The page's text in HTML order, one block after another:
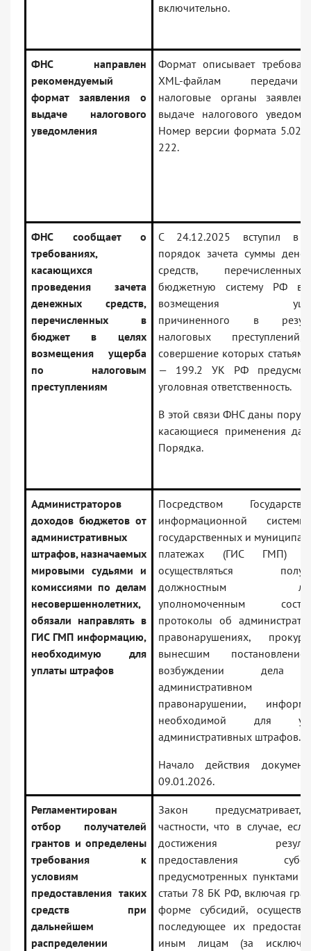
включительно.
ФНС направлен
рекомендуемый
формат заявления о
выдаче налогового
уведомления
Формат описывает
XML-файлам
налоговые органы
выдаче налогового
Номер версии формата 5.02,
222.
ФНС сообщает о
требованиях,
касающихся
проведения зачета
денежных средств,
перечисленных в
бюджет в целях
возмещения ущерба
по налоговым
преступлениям
С 24.12.2025 вступил в
порядок зачета суммы
средств,
бюджетную систему РФ в
возмещения
причиненного в
налоговых
совершение которых
— 199.2 УК РФ
уголовная ответственность.
В этой связи ФНС даны
касающиеся применения
Порядка.
Администраторов
доходов бюджетов от
административных
штрафов, назначаемых
мировыми судьями и
комиссиями по делам
несовершеннолетних,
обязали направлять в
ГИС ГМП информацию,
необходимую для
уплаты штрафов
Посредством
информационной
государственных и
платежах (ГИС ГМП)
осуществляться
должностным
уполномоченным
протоколы об
правонарушениях,
вынесшим
возбуждении
административном
правонарушении,
необходимой для
административных штрафов.
Начало действия
09.01.2026.
Регламентирован
отбор получателей
грантов и определены
требования к
условиям
предоставления таких
средств при
дальнейшем
распределении
Закон
частности, что в случае,
достижения
предоставления
предусмотренных пунктами
статьи 78 БК РФ, включая
форме субсидий,
последующее их
иным лицам (за